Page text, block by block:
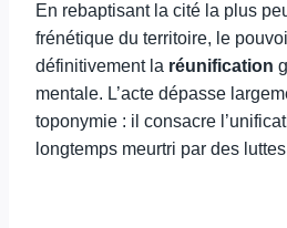
En rebaptisant la cité la plus
frénétique du territoire, le
définitivement la réunification
mentale. L’acte dépasse
toponymie : il consacre
longtemps meurtri par des